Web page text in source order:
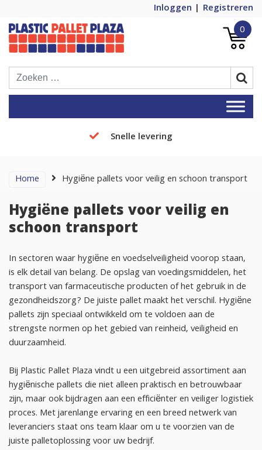
Inloggen
Registreren
Plastic Pallet Plaza
Plastic Pallets Plaza, de nummer 1 in
Europa!
0
Snelle levering
Home Hygiëne pallets voor veilig en schoon transport
Hygiëne pallets voor veilig en
schoon transport
In sectoren waar hygiëne en voedselveiligheid voorop staan,
is elk detail van belang. De opslag van voedingsmiddelen, het
transport van farmaceutische producten of het gebruik in de
gezondheidszorg? De juiste pallet maakt het verschil. Hygiëne
pallets zijn speciaal ontwikkeld om te voldoen aan de
strengste normen op het gebied van reinheid, veiligheid en
duurzaamheid.
Bij Plastic Pallet Plaza vindt u een uitgebreid assortiment aan
hygiënische pallets die niet alleen praktisch en betrouwbaar
zijn, maar ook bijdragen aan een efficiënter en veiliger logistiek
proces. Met jarenlange ervaring en een breed netwerk van
leveranciers staat ons team klaar om u te voorzien van de
juiste palletoplossing voor uw bedrijf.